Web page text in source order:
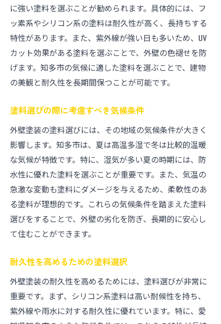
に強い塗料を選ぶことが勧められます。具体的には、フ
ッ素系やシリコン系の塗料は耐久性が高く、長持ちする
特性があります。また、紫外線が強い日も多いため、UV
カット効果がある塗料を選ぶことで、外壁の色褪せを防
げます。知多市の気候に適した塗料を選ぶことで、建物
の美観と耐久性を長期間保つことが可能です。
塗料選びの際に考慮すべき気候条件
外壁塗装の塗料選びには、その地域の気候条件が大きく
影響します。知多市は、夏は高温多湿で冬は比較的温暖
な気候が特徴です。特に、湿気が多い夏の時期には、防
水性に優れた塗料を選ぶことが重要です。また、気温の
急激な変動も塗料にダメージを与えるため、柔軟性のあ
る塗料が理想的です。これらの気候条件を踏まえた塗料
選びをすることで、外壁の劣化を防ぎ、長期的に安心し
て住むことができます。
耐久性を高めるための塗料選択
外壁塗装の耐久性を高めるためには、塗料選びが非常に
重要です。まず、シリコン系塗料は高い耐候性を持ち、
紫外線や雨水に対する耐久性に優れています。特に、愛